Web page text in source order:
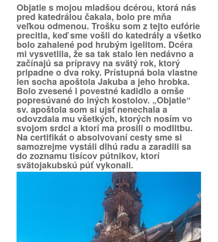
Objatie s mojou mladšou dcérou, ktorá nás
pred katedrálou čakala, bolo pre mňa
veľkou odmenou. Trošku som z tejto eufórie
precitla, keď sme vošli do katedrály a všetko
bolo zahalené pod hrubým igelitom. Dcéra
mi vysvetlila, že sa tak stalo len nedávno a
začínajú sa prípravy na svätý rok, ktorý
pripadne o dva roky. Prístupná bola vlastne
len socha apoštola Jakuba a jeho hrobka.
Bolo zvesené i povestné kadidlo a omše
popresúvané do iných kostolov. „Objatie“
sv. apoštola som si ujsť nenechala a
odovzdala mu všetkých, ktorých nosím vo
svojom srdci a ktorí ma prosili o modlitbu.
Na certifikát o absolvovaní cesty sme si
samozrejme vystáli dlhú radu a zaradili sa
do zoznamu tisícov pútnikov, ktorí
svätojakubskú púť vykonali.